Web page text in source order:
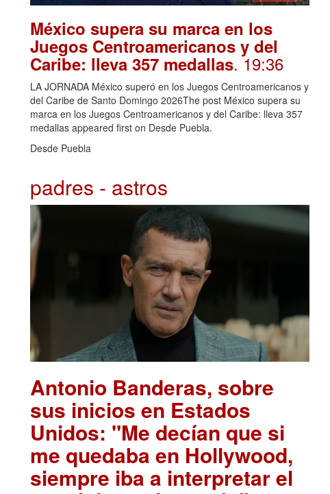
México supera su marca en los
Juegos Centroamericanos y del
Caribe: lleva 357 medallas. 19:36
LA JORNADA México superó en los Juegos Centroamericanos y
del Caribe de Santo Domingo 2026The post México supera su
marca en los Juegos Centroamericanos y del Caribe: lleva 357
medallas appeared first on Desde Puebla.
Desde Puebla
padres - astros
Antonio Banderas, sobre
sus inicios en Estados
Unidos: "Me decían que si
me quedaba en Hollywood,
siempre iba a interpretar el